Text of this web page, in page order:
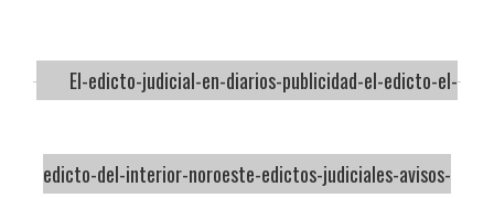
El-edicto-judicial-en-diarios-publicidad-el-edicto-el-
edicto-del-interior-noroeste-edictos-judiciales-avisos-